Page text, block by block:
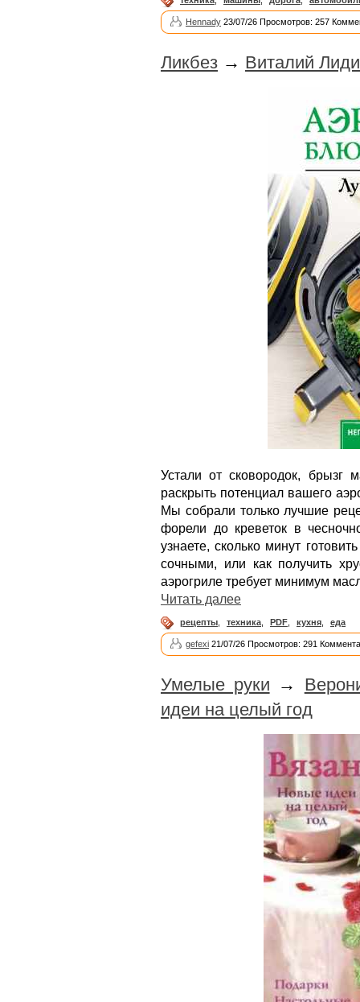
Hennady 23/07/26 Просмотров: 257
Ликбез → Виталий
Устали от сковородок, брызг
раскрыть потенциал вашего
Мы собрали только лучшие
форели до креветок в
узнаете, сколько минут
сочными, или как получить
аэрогриле требует минимум
Читать далее
рецепты техника PDF кухня еда
gefexi 21/07/26 Просмотров: 291
Умелые руки →
идеи на целый год